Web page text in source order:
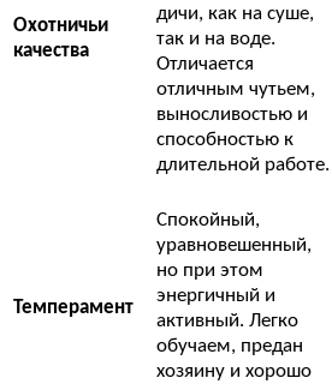
Охотничьи
качества
дичи, как на суше,
так и на воде.
Отличается
отличным чутьем,
выносливостью и
способностью к
длительной работе.
Темперамент
Спокойный,
уравновешенный,
но при этом
энергичный и
активный. Легко
обучаем, предан
хозяину и хорошо